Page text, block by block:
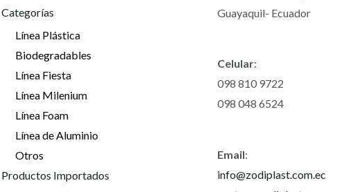
Categorías
Línea Plástica
Biodegradables
Línea Fiesta
Línea Milenium
Línea Foam
Línea de Aluminio
Otros
Productos Importados
Guayaquil- Ecuador
Celular:
098 810 9722
098 048 6524
Email:
info@zodiplast.com.ec